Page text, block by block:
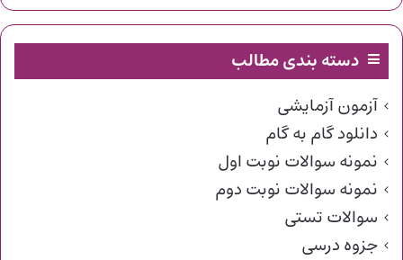
دسته بندی مطالب
آزمون آزمایشی
دانلود گام به گام
نمونه سوالات نوبت اول
نمونه سوالات نوبت دوم
سوالات تستی
جزوه درسی